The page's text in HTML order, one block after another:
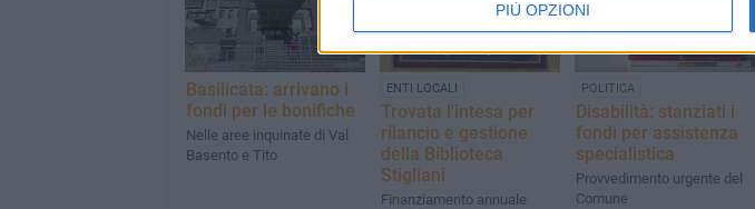
PIÙ OPZIONI
Basilicata: arrivano i
fondi per le bonifiche
Nelle aree inquinate di Val
Basento e Tito
ENTI LOCALI
Trovata l'intesa per
rilancio e gestione
della Biblioteca
Stigliani
Finanziamento annuale
POLITICA
Disabilità: stanziati i
fondi per assistenza
specialistica
Provvedimento urgente del
Comune